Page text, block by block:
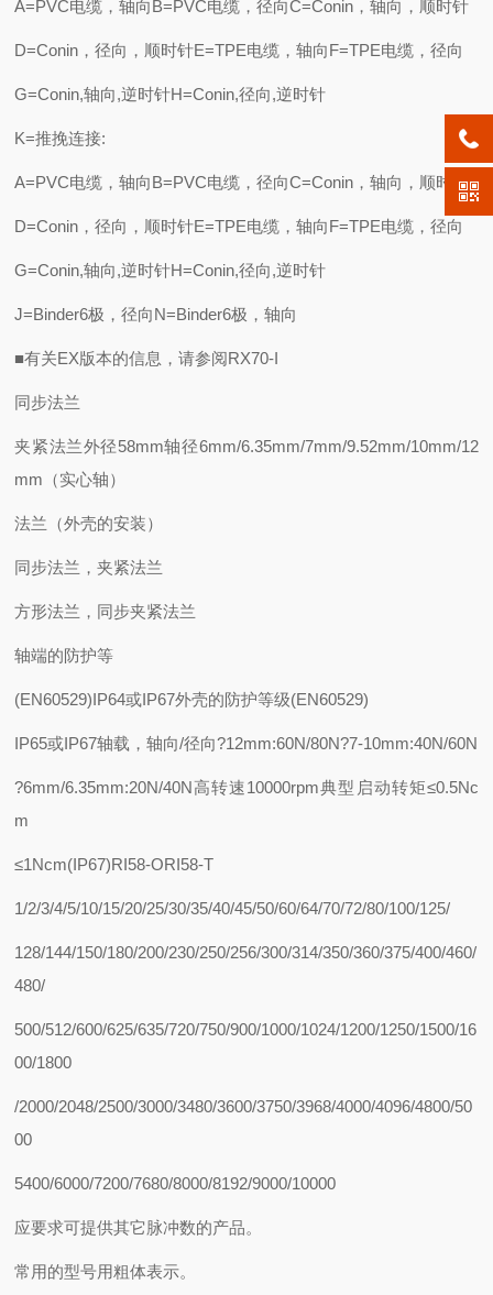
A=PVC电缆，轴向B=PVC电缆，径向C=Conin，轴向，顺时针
D=Conin，径向，顺时针E=TPE电缆，轴向F=TPE电缆，径向
G=Conin,轴向,逆时针H=Conin,径向,逆时针
K=推挽连接:
A=PVC电缆，轴向B=PVC电缆，径向C=Conin，轴向，顺时针
D=Conin，径向，顺时针E=TPE电缆，轴向F=TPE电缆，径向
G=Conin,轴向,逆时针H=Conin,径向,逆时针
J=Binder6极，径向N=Binder6极，轴向
■有关EX版本的信息，请参阅RX70-I
同步法兰
夹紧法兰外径58mm轴径6mm/6.35mm/7mm/9.52mm/10mm/12
mm（实心轴）
法兰（外壳的安装）
同步法兰，夹紧法兰
方形法兰，同步夹紧法兰
轴端的防护等
(EN60529)IP64或IP67外壳的防护等级(EN60529)
IP65或IP67轴载，轴向/径向?12mm:60N/80N?7-10mm:40N/60N
?6mm/6.35mm:20N/40N高转速10000rpm典型启动转矩≤0.5Nc
m
≤1Ncm(IP67)RI58-ORI58-T
1/2/3/4/5/10/15/20/25/30/35/40/45/50/60/64/70/72/80/100/125/
128/144/150/180/200/230/250/256/300/314/350/360/375/400/460/
480/
500/512/600/625/635/720/750/900/1000/1024/1200/1250/1500/16
00/1800
/2000/2048/2500/3000/3480/3600/3750/3968/4000/4096/4800/50
00
5400/6000/7200/7680/8000/8192/9000/10000
应要求可提供其它脉冲数的产品。
常用的型号用粗体表示。